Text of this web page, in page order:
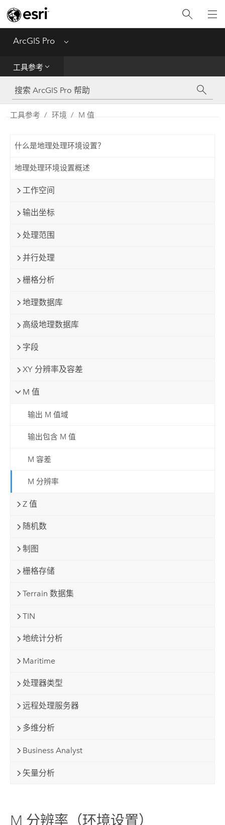
ArcGIS Pro Menu
工具参考
工具参考
Python
工具参考 环境 M 值
什么是地理处理环境设置？
地理处理环境设置概述
工作空间
输出坐标
处理范围
并行处理
栅格分析
地理数据库
高级地理数据库
字段
XY 分辨率及容差
M 值
输出 M 值域
输出包含 M 值
M 容差
M 分辨率
Z 值
随机数
制图
栅格存储
Terrain 数据集
TIN
地统计分析
Maritime
处理器类型
远程处理服务器
多维分析
Business Analyst
矢量分析
M 分辨率（环境设置）